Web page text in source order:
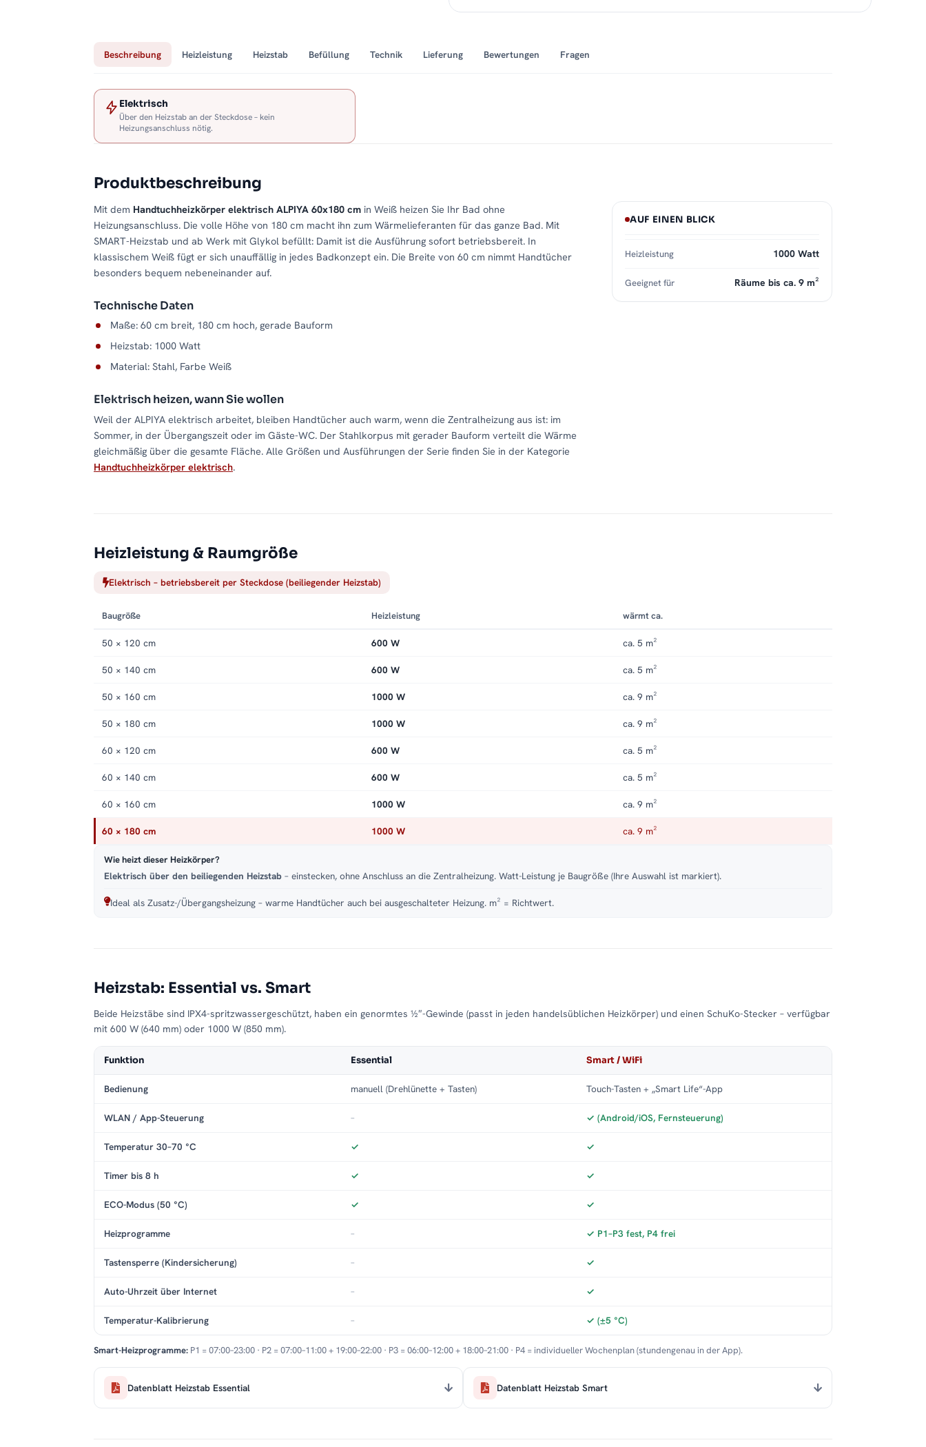
Beschreibung Heizleistung Heizstab Befüllung Technik Lieferung Bewertungen Fragen
Elektrisch
Über den Heizstab an der Steckdose – kein
Heizungsanschluss nötig.
Produktbeschreibung
Mit dem Handtuchheizkörper elektrisch ALPIYA 60x180 cm in Weiß heizen Sie Ihr Bad ohne
Heizungsanschluss. Die volle Höhe von 180 cm macht ihn zum Wärmelieferanten für das ganze Bad. Mit
SMART-Heizstab und ab Werk mit Glykol befüllt: Damit ist die Ausführung sofort betriebsbereit. In
klassischem Weiß fügt er sich unauffällig in jedes Badkonzept ein. Die Breite von 60 cm nimmt Handtücher
besonders bequem nebeneinander auf.
Technische Daten
Maße: 60 cm breit, 180 cm hoch, gerade Bauform
Heizstab: 1000 Watt
Material: Stahl, Farbe Weiß
Elektrisch heizen, wann Sie wollen
Weil der ALPIYA elektrisch arbeitet, bleiben Handtücher auch warm, wenn die Zentralheizung aus ist: im
Sommer, in der Übergangszeit oder im Gäste-WC. Der Stahlkorpus mit gerader Bauform verteilt die Wärme
gleichmäßig über die gesamte Fläche. Alle Größen und Ausführungen der Serie finden Sie in der Kategorie
Handtuchheizkörper elektrisch.
AUF EINEN BLICK
Heizleistung 1000 Watt
Geeignet für Räume bis ca. 9 m²
Heizleistung & Raumgröße
Elektrisch – betriebsbereit per Steckdose (beiliegender Heizstab)
Baugröße Heizleistung wärmt ca.
50 × 120 cm 600 W ca. 5 m²
50 × 140 cm 600 W ca. 5 m²
50 × 160 cm 1000 W ca. 9 m²
50 × 180 cm 1000 W ca. 9 m²
60 × 120 cm 600 W ca. 5 m²
60 × 140 cm 600 W ca. 5 m²
60 × 160 cm 1000 W ca. 9 m²
60 × 180 cm 1000 W ca. 9 m²
Wie heizt dieser Heizkörper?
Elektrisch über den beiliegenden Heizstab – einstecken, ohne Anschluss an die Zentralheizung. Watt-Leistung je Baugröße (Ihre Auswahl ist markiert).
Ideal als Zusatz-/Übergangsheizung – warme Handtücher auch bei ausgeschalteter Heizung. m² = Richtwert.
Heizstab: Essential vs. Smart
Beide Heizstäbe sind IPX4-spritzwassergeschützt, haben ein genormtes ½″-Gewinde (passt in jeden handelsüblichen Heizkörper) und einen SchuKo-Stecker – verfügbar
mit 600 W (640 mm) oder 1000 W (850 mm).
Funktion Essential Smart / WiFi
Bedienung manuell (Drehlünette + Tasten) Touch-Tasten + „Smart Life“-App
WLAN / App-Steuerung – ✓ (Android/iOS, Fernsteuerung)
Temperatur 30–70 °C ✓ ✓
Timer bis 8 h ✓ ✓
ECO-Modus (50 °C) ✓ ✓
Heizprogramme – ✓ P1–P3 fest, P4 frei
Tastensperre (Kindersicherung) – ✓
Auto-Uhrzeit über Internet – ✓
Temperatur-Kalibrierung – ✓ (±5 °C)
Smart-Heizprogramme: P1 = 07:00–23:00 · P2 = 07:00–11:00 + 19:00–22:00 · P3 = 06:00–12:00 + 18:00–21:00 · P4 = individueller Wochenplan (stundengenau in der App).
Datenblatt Heizstab Essential Datenblatt Heizstab Smart